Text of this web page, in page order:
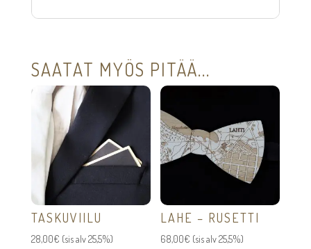
SAATAT MYÖS PITÄÄ...
TASKUVIILU
28,00€ (sis alv 25,5%)
LAHE – RUSETTI
68,00€ (sis alv 25,5%)